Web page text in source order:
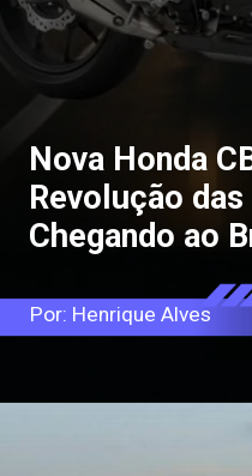
Por: Henrique Alves
Nova Honda
Revolução
Chegando ao